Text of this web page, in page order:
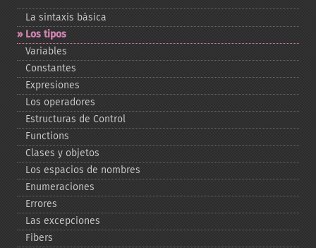
La sintaxis básica
Los tipos
Variables
Constantes
Expresiones
Los operadores
Estructuras de Control
Functions
Clases y objetos
Los espacios de nombres
Enumeraciones
Errores
Las excepciones
Fibers